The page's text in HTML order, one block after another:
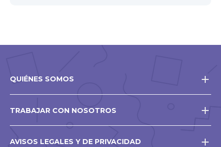
QUIÉNES SOMOS
TRABAJAR CON NOSOTROS
AVISOS LEGALES Y DE PRIVACIDAD